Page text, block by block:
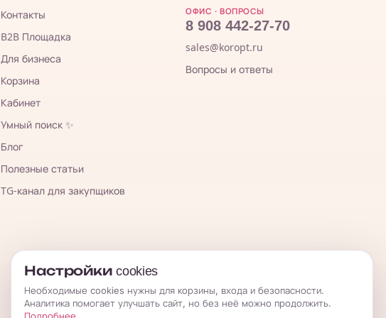
Контакты
B2B Площадка
Для бизнеса
Корзина
Кабинет
Умный поиск ✨
Блог
Полезные статьи
TG-канал для закупщиков
ОФИС · ВОПРОСЫ
8 908 442-27-70
sales@koropt.ru
Вопросы и ответы
Настройки cookies
Необходимые cookies нужны для корзины, входа и безопасности.
Аналитика помогает улучшать сайт, но без неё можно продолжить.